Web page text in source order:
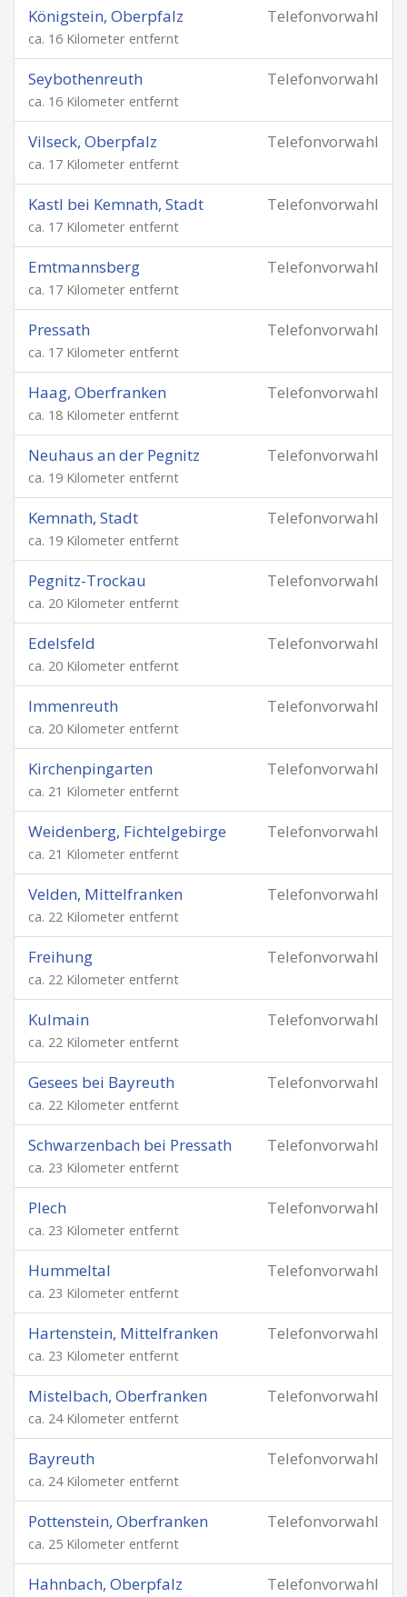
Telefonvorwahl
Königstein, Oberpfalz
ca. 16 Kilometer entfernt
Telefonvorwahl
Seybothenreuth
ca. 16 Kilometer entfernt
Telefonvorwahl
Vilseck, Oberpfalz
ca. 17 Kilometer entfernt
Telefonvorwahl
Kastl bei Kemnath, Stadt
ca. 17 Kilometer entfernt
Telefonvorwahl
Emtmannsberg
ca. 17 Kilometer entfernt
Telefonvorwahl
Pressath
ca. 17 Kilometer entfernt
Telefonvorwahl
Haag, Oberfranken
ca. 18 Kilometer entfernt
Telefonvorwahl
Neuhaus an der Pegnitz
ca. 19 Kilometer entfernt
Telefonvorwahl
Kemnath, Stadt
ca. 19 Kilometer entfernt
Telefonvorwahl
Pegnitz-Trockau
ca. 20 Kilometer entfernt
Telefonvorwahl
Edelsfeld
ca. 20 Kilometer entfernt
Telefonvorwahl
Immenreuth
ca. 20 Kilometer entfernt
Telefonvorwahl
Kirchenpingarten
ca. 21 Kilometer entfernt
Telefonvorwahl
Weidenberg, Fichtelgebirge
ca. 21 Kilometer entfernt
Telefonvorwahl
Velden, Mittelfranken
ca. 22 Kilometer entfernt
Telefonvorwahl
Freihung
ca. 22 Kilometer entfernt
Telefonvorwahl
Kulmain
ca. 22 Kilometer entfernt
Telefonvorwahl
Gesees bei Bayreuth
ca. 22 Kilometer entfernt
Telefonvorwahl
Schwarzenbach bei Pressath
ca. 23 Kilometer entfernt
Telefonvorwahl
Plech
ca. 23 Kilometer entfernt
Telefonvorwahl
Hummeltal
ca. 23 Kilometer entfernt
Telefonvorwahl
Hartenstein, Mittelfranken
ca. 23 Kilometer entfernt
Telefonvorwahl
Mistelbach, Oberfranken
ca. 24 Kilometer entfernt
Telefonvorwahl
Bayreuth
ca. 24 Kilometer entfernt
Telefonvorwahl
Pottenstein, Oberfranken
ca. 25 Kilometer entfernt
Telefonvorwahl
Hahnbach, Oberpfalz